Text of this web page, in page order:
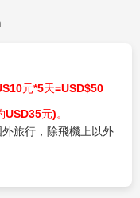
處理，
姓名皆與護照上相
生費用，敬請旅客自
或手提行李件數及機
，航空公司提供嬰兒
時需求，但實際提供
天，用完降速吃到飽
的外國旅客徵收旅遊稅
元*5天=USD$50
元)。
旅行，除飛機上以外
遊和司機的主要收入